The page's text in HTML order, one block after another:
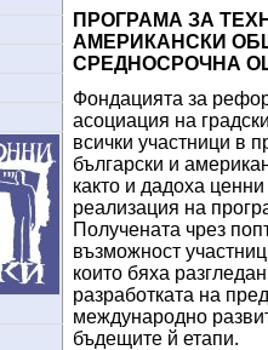
ПРОГРАМА ЗА
АМЕРИКАНСКИ
СРЕДНОСРОЧНА
Фондацията за
асоциация на
всички участници в
български и
както и дадоха
реализация на
Получената чрез
възможност
които бяха
разработката на
международно
бъдещите й етапи.